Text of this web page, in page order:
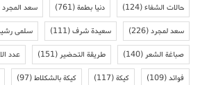
حالات الشفاء(124) دنيا بطمة(761) سعد المجرد
سعد لمجرد(226) سعيدة شرف(111) سلمى
صباغة الشعر(140) طريقة التحضير(151) عدد
فوائد(109) كيكة(117) كيكة بالشكلاط(97)